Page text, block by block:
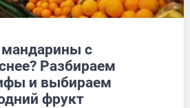
мандарины с
Разбираем
и выбираем
фрукт